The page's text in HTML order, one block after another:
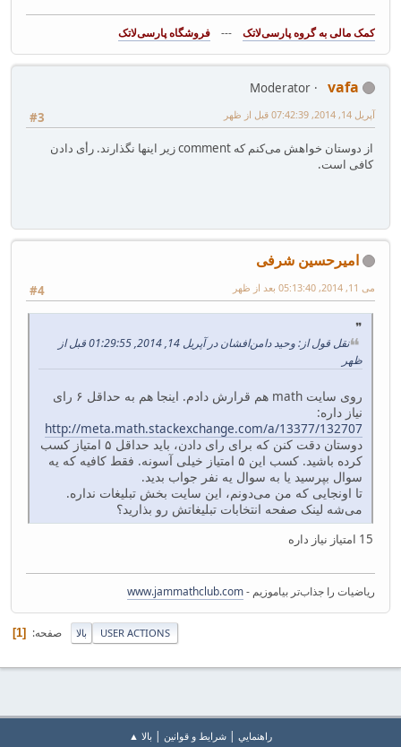
--- فروشگاه پارسی‌لاتک‎
vafa
Moderator
#3
آپریل 14, 2014, 07:42:39 قبل از ظهر
از دوستان خواهش می‌کنم که comment زیر اینها نگذارند. رأی دادن
کافی است.
امیرحسین شرفی
#4 می 11, 2014, 05:13:40 بعد از ظهر
نقل قول از: وحید دامن‌افشان در آپریل 14, 2014, 01:29:55 قبل از
ظهر
روی سایت math هم قرارش دادم. اینجا هم به حداقل ۶ رای
نیاز داره:
http://meta.math.stackexchange.com/a/13377/132707
دوستان دقت کنن که برای رای دادن، باید حداقل ۵ امتیاز کسب
کرده باشید. کسب این ۵ امتیاز خیلی آسونه. فقط کافیه که یه
سوال بپرسید یا به سوال یه نفر جواب بدید.
تا اونجایی که من می‌دونم، این سایت بخش تبلیغات نداره.
می‌شه لینک صفحه انتخابات تبلیغاتش رو بذارید؟
15 امتیاز نیاز داره
ریاضیات را جذاب‌تر بیاموزیم -www.jammathclub.com
بالا صفحه 1 USER ACTIONS
راهنمايي | شرایط و قوانین | بالا ▲